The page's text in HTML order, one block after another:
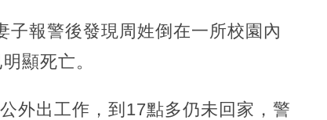
報警後發現周姓倒在一所校園內
顯死亡。
外出工作，到17點多仍未回家，警